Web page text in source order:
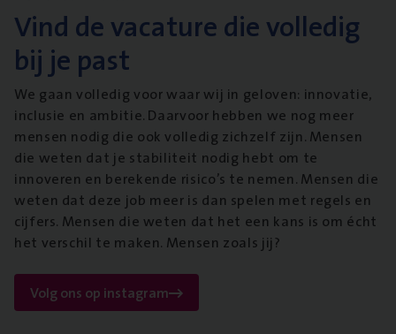
Vind de vacature die volledig
bij je past
We gaan volledig voor waar wij in geloven: innovatie,
inclusie en ambitie. Daarvoor hebben we nog meer
mensen nodig die ook volledig zichzelf zijn. Mensen
die weten dat je stabiliteit nodig hebt om te
innoveren en berekende risico’s te nemen. Mensen die
weten dat deze job meer is dan spelen met regels en
cijfers. Mensen die weten dat het een kans is om écht
het verschil te maken. Mensen zoals jij?
Volg ons op instagram